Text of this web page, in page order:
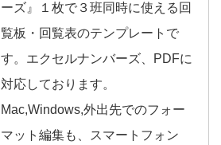
ーズ』１枚で３班同時に使える回
覧板・回覧表のテンプレートで
す。エクセルナンバーズ、PDFに
対応しております。
Mac,Windows,外出先でのフォー
マット編集も、スマートフォン